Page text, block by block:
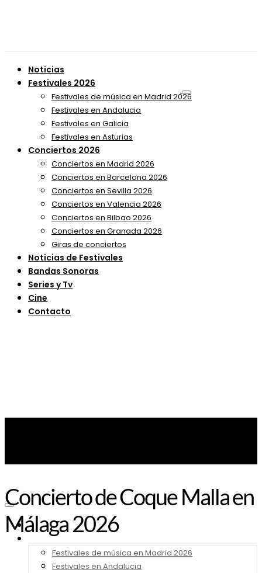
Noticias
Festivales 2026
Festivales de música en Madrid 2026
Festivales en Andalucia
Festivales en Galicia
Festivales en Asturias
Conciertos 2026
Conciertos en Madrid 2026
Conciertos en Barcelona 2026
Conciertos en Sevilla 2026
Conciertos en Valencia 2026
Conciertos en Bilbao 2026
Conciertos en Granada 2026
Giras de conciertos
Noticias de Festivales
Bandas Sonoras
Series y Tv
Cine
Contacto
Noticias
Festivales 2026
Festivales de música en Madrid 2026
Festivales en Andalucia
Concierto de Coque Malla en
Málaga 2026